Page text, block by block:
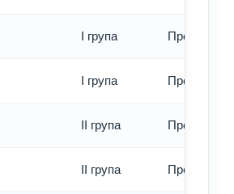
I група Превод -
I група Превод -
II група Превод -
II група Превод -